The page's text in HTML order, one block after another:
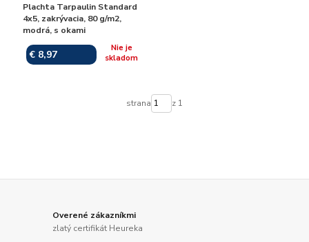
Plachta Tarpaulin Standard
4x5, zakrývacia, 80 g/m2,
modrá, s okami
€ 8,97
Nie je
skladom
strana z 1
Overené zákazníkmi
zlatý certifikát Heureka